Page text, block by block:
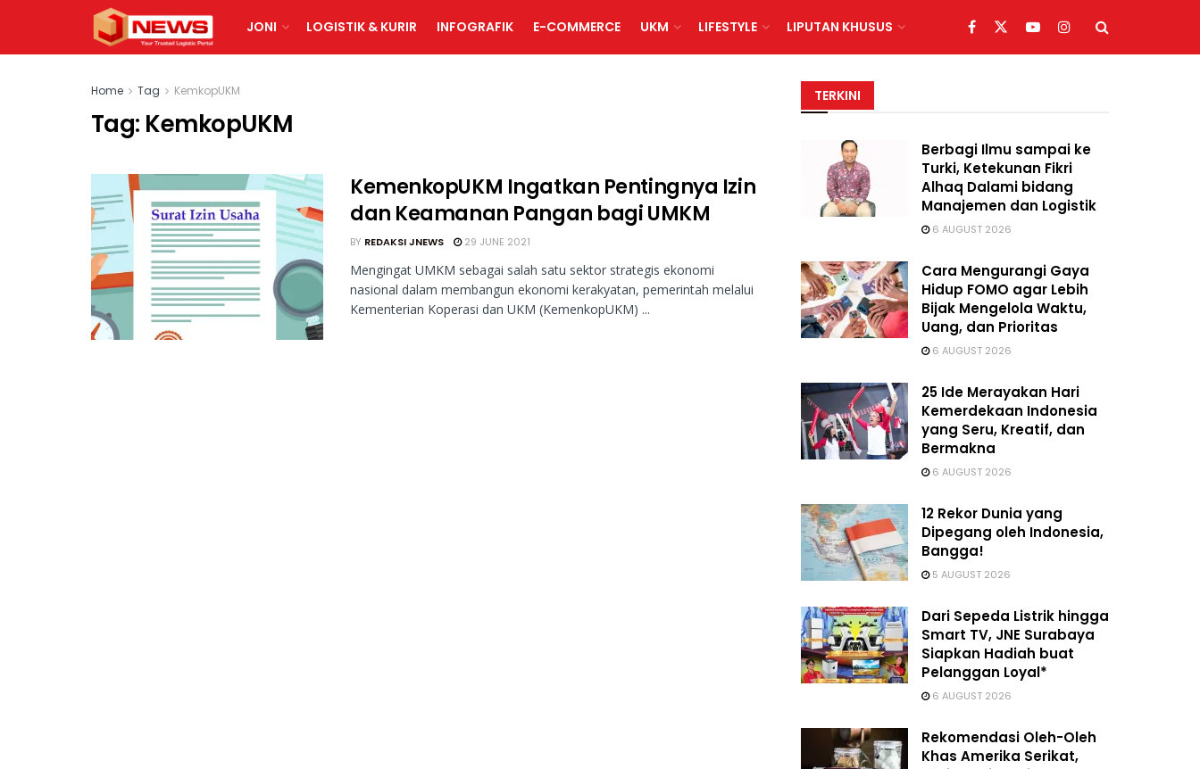
JONI LOGISTIK & KURIR INFOGRAFIK E-COMMERCE UKM LIFESTYLE LIPUTAN KHUSUS
Home Tag KemkopUKM
Tag: KemkopUKM
KemenkopUKM Ingatkan Pentingnya Izin
dan Keamanan Pangan bagi UMKM
BY REDAKSI JNEWS 29 JUNE 2021
Mengingat UMKM sebagai salah satu sektor strategis ekonomi
nasional dalam membangun ekonomi kerakyatan, pemerintah melalui
Kementerian Koperasi dan UKM (KemenkopUKM) ...
TERKINI
Berbagi Ilmu sampai ke
Turki, Ketekunan Fikri
Alhaq Dalami bidang
Manajemen dan Logistik
6 AUGUST 2026
Cara Mengurangi Gaya
Hidup FOMO agar Lebih
Bijak Mengelola Waktu,
Uang, dan Prioritas
6 AUGUST 2026
25 Ide Merayakan Hari
Kemerdekaan Indonesia
yang Seru, Kreatif, dan
Bermakna
6 AUGUST 2026
12 Rekor Dunia yang
Dipegang oleh Indonesia,
Bangga!
5 AUGUST 2026
Dari Sepeda Listrik hingga
Smart TV, JNE Surabaya
Siapkan Hadiah buat
Pelanggan Loyal*
6 AUGUST 2026
Rekomendasi Oleh-Oleh
Khas Amerika Serikat,